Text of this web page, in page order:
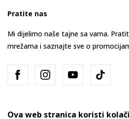
Pratite nas
Mi dijelimo naše tajne sa vama.
mrežama i saznajte sve o
Ova web stranica koristi